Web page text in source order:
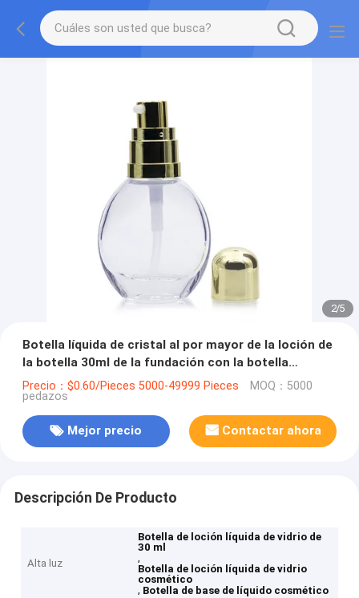
2/5
Botella líquida de cristal al por mayor de la loción de
la botella 30ml de la fundación con la botella
cosmética de la bomba para el cuidado de piel
Precio：$0.60/Pieces 5000-49999 Pieces MOQ：5000
pedazos
Mejor precio Contactar ahora
Descripción De Producto
Alta luz
Botella de loción líquida de vidrio de
30 ml
,
Botella de loción líquida de vidrio
cosmético
, Botella de base de líquido cosmético